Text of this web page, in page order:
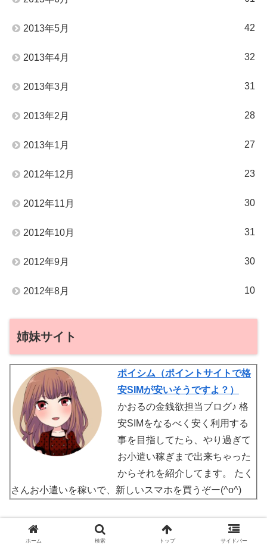
2013年5月 42
2013年4月 32
2013年3月 31
2013年2月 28
2013年1月 27
2012年12月 23
2012年11月 30
2012年10月 31
2012年9月 30
2012年8月 10
姉妹サイト
ポイシム（ポイントサイトで格
安SIMが安いそうですよ？）
かおるの金銭欲担当ブログ♪ 格
安SIMをなるべく安く利用する
事を目指してたら、やり過ぎて
お小遣い稼ぎまで出来ちゃった
からそれを紹介してます。 たく
さんお小遣いを稼いで、新しいスマホを買うぞー(^o^)
ホーム 検索 トップ サイドバー